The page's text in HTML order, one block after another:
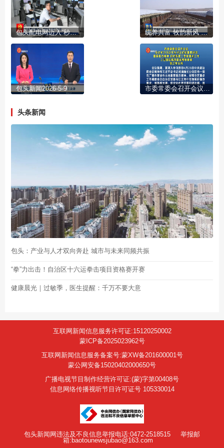
包头配电网迈入“秒级自愈”时代 统养共富 牧韵新风 走出生态增收双赢路
包头新闻2026-5-9 市委常委会召开会议 传达学习习近平总书记近期重要讲话重要指示精神 研究部署二季度重点工作 工业园区高质量发展等事项 陈之常主持
头条新闻
包头：产业与人才双向奔赴 城市与未来同频共振
“拳”力出击！自治区十六运拳击项目资格赛开赛
健康晨光｜过敏季，医生提醒：千万不要大意
互联网新闻信息服务许可证:15120250002
蒙ICP备2025023962号
互联网新闻信息服务备案号:蒙XW备201600001号
蒙公网安备15020402000650号
广播电视节目制作经营许可证:(蒙)字第00408号
信息网络传播视听节目许可证号 105330014
包头新闻网违法及不良信息举报电话:0472-2518515
举报邮
箱:baotounewsjubao@163.com